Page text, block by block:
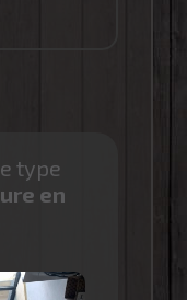
type
en